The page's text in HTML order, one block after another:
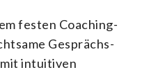
festen Coaching-
Gesprächs-
intuitiven